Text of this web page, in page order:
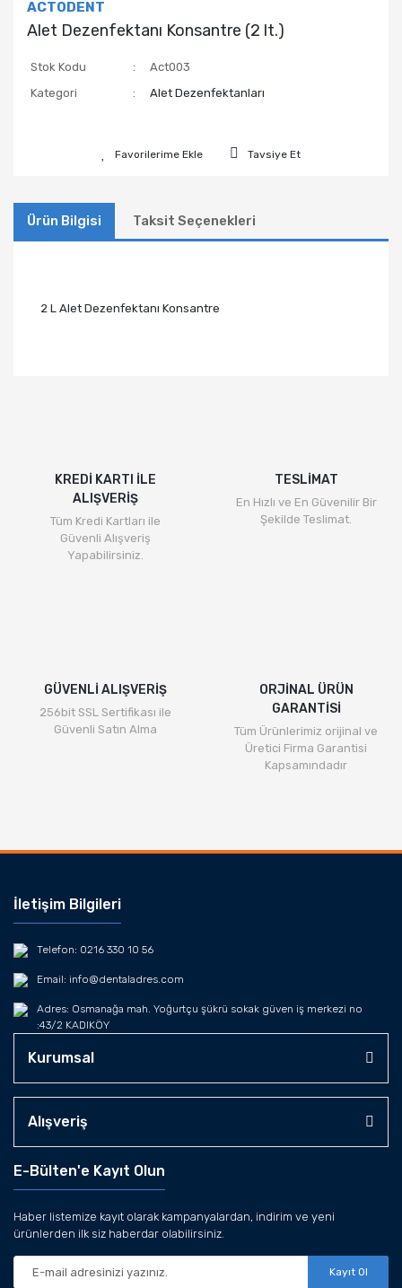
ACTODENT
Alet Dezenfektanı Konsantre (2 lt.)
Stok Kodu
Act003
Kategori
Alet Dezenfektanları
Tavsiye Et
Ürün Bilgisi Taksit Seçenekleri
2 L Alet Dezenfektanı Konsantre
KREDİ KARTI İLE
ALIŞVERİŞ
Tüm Kredi Kartları ile
Güvenli Alışveriş
Yapabilirsiniz.
TESLİMAT
En Hızlı ve En Güvenilir Bir
Şekilde Teslimat.
GÜVENLİ ALIŞVERİŞ
256bit SSL Sertifikası ile
Güvenli Satın Alma
ORJİNAL ÜRÜN
GARANTİSİ
Tüm Ürünlerimiz orijinal ve
Üretici Firma Garantisi
Kapsamındadır
İletişim Bilgileri
Telefon: 0216 330 10 56
Email: info@dentaladres.com
Adres: Osmanağa mah. Yoğurtçu şükrü sokak güven iş merkezi no
:43/2 KADIKÖY
Kurumsal
Alışveriş
E-Bülten'e Kayıt Olun
Haber listemize kayıt olarak kampanyalardan, indirim ve yeni
ürünlerden ilk siz haberdar olabilirsiniz.
Kayıt Ol